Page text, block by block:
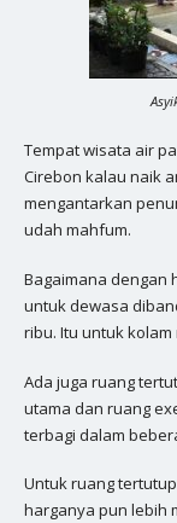
Tempat wisata air
Cirebon kalau naik
mengantarkan
udah mahfum.
Bagaimana dengan
untuk dewasa
ribu. Itu untuk
Ada juga ruang
utama dan ruang
terbagi dalam
Untuk ruang
harganya pun lebih